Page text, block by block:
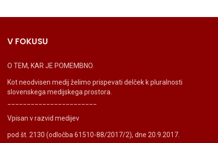
V FOKUSU
O TEM, KAR JE POMEMBNO.
Kot neodvisen medij želimo prispevati delček k pluralnosti
slovenskega medijskega prostora.
Vpisan v razvid medijev
pod št. 2130 (odločba 61510-88/2017/2), dne 20.9.2017.